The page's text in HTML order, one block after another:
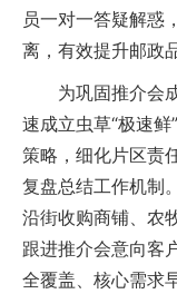
员一对一答疑解惑
离，有效提升邮政
为巩固推介会成
速成立虫草“极速
策略，细化片区责
复盘总结工作机制
沿街收购商铺、农
跟进推介会意向客
全覆盖、核心需求